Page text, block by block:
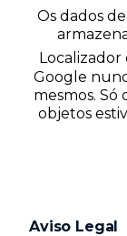
Os dados
Localizador
Google
mesmos.
objetos
Aviso Legal